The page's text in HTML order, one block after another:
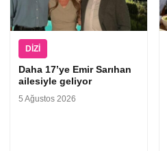
DIZI
Daha 17’ye Emir Sarıhan
ailesiyle geliyor
5 Ağustos 2026